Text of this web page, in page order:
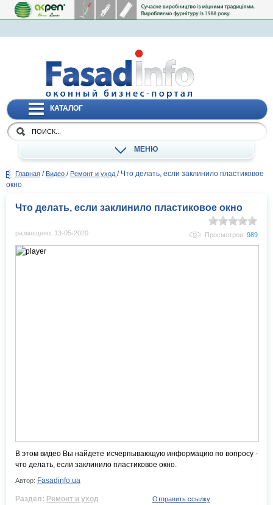
КАТАЛОГ
МЕНЮ
Главная / Видео / Ремонт и уход / Что делать, если заклинило пластиковое
окно
Что делать, если заклинило пластиковое окно
размещено: 13-05-2020 Просмотров: 989
В этом видео Вы найдете исчерпывающую информацию по вопросу -
что делать, если заклинило пластиковое окно.
Автор: Fasadinfo.ua
Раздел: Ремонт и уход Отправить ссылку